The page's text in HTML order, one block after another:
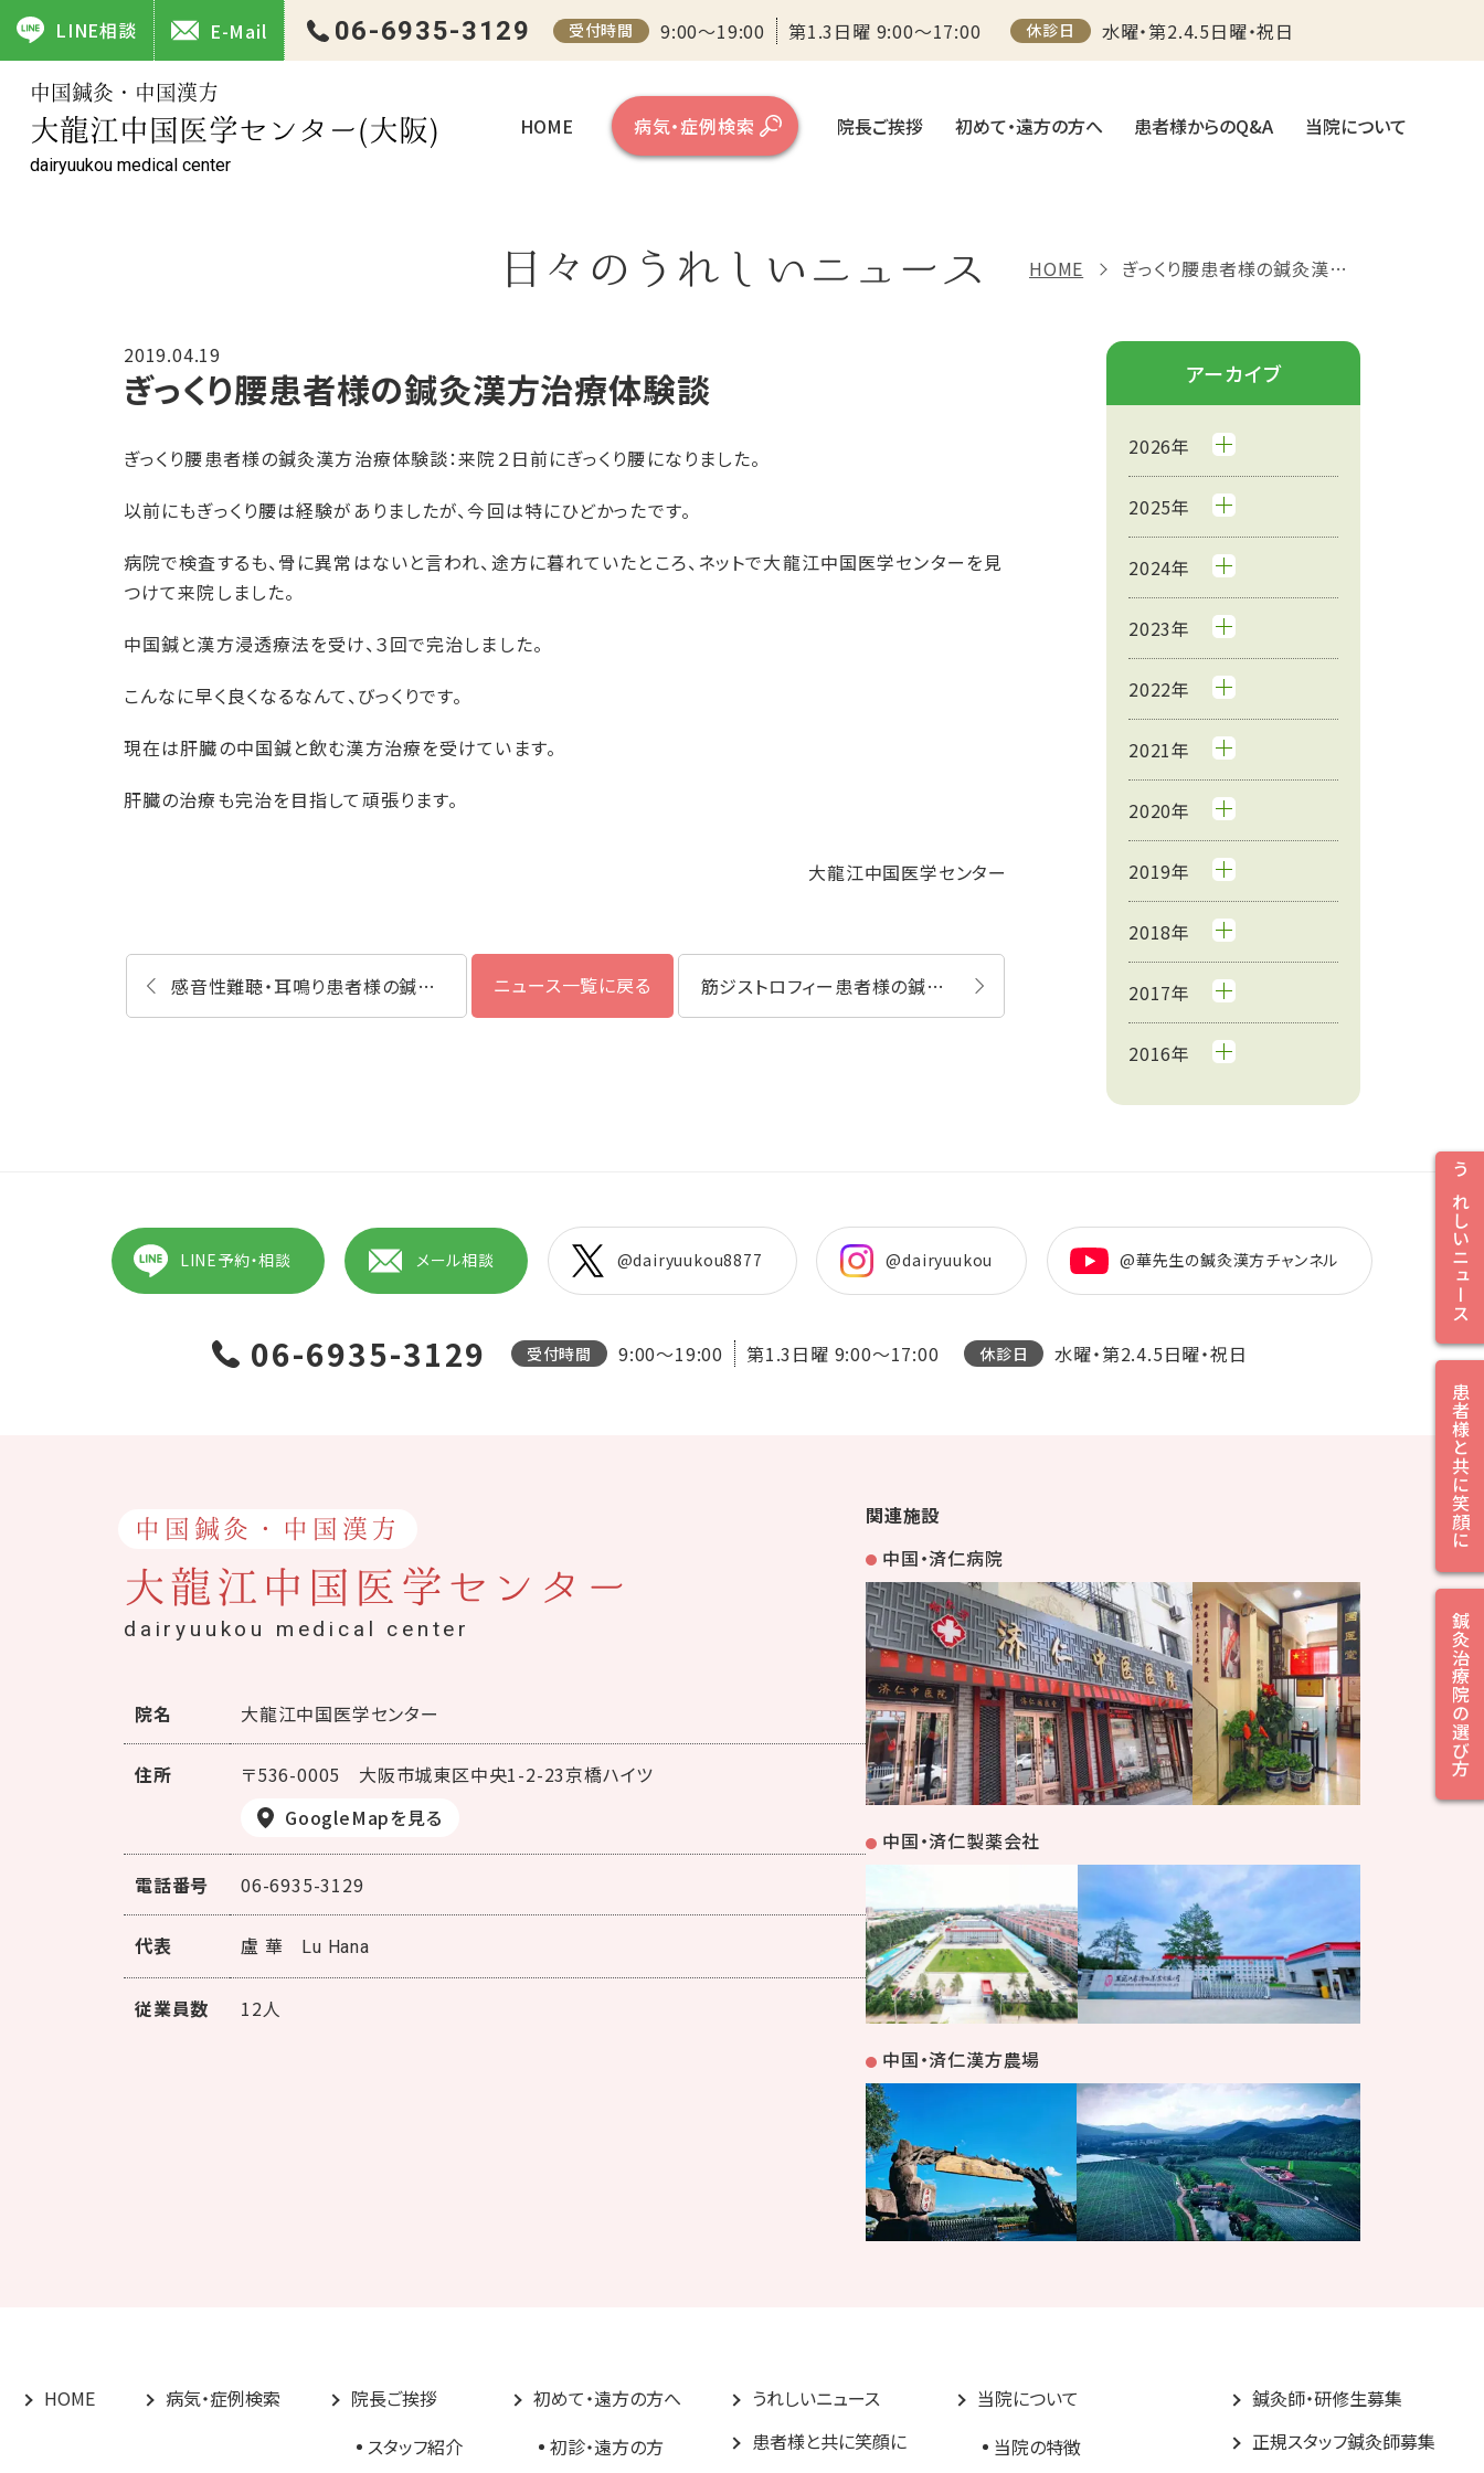
ぎっくり腰患者様の鍼灸漢方治療体験談 ｜大龍江中国医学センター（大阪）
LINE相談 E-Mail 06-6935-3129 受付時間 9:00～19:00 第1.3日曜 9:00～17:00 休診日 水曜・第2.4.5日曜・祝日
中国鍼灸・中国漢方
大龍江中国医学センター(大阪)
dairyuukou medical center
HOME 病気・症例検索 院長ご挨拶 初めて・遠方の方へ 患者様からのQ&A 当院について
うれしいニュース
患者様と共に笑顔に
鍼灸治療院の選び方
HOME ぎっくり腰患者様の鍼灸漢方治療体験談
日々のうれしいニュース
2019.04.19
ぎっくり腰患者様の鍼灸漢方治療体験談
ぎっくり腰患者様の鍼灸漢方治療体験談：来院２日前にぎっくり腰になりました。
以前にもぎっくり腰は経験がありましたが、今回は特にひどかったです。
病院で検査するも、骨に異常はないと言われ、途方に暮れていたところ、ネットで大龍江中国医学センターを見
つけて来院しました。
中国鍼と漢方浸透療法を受け、３回で完治しました。
こんなに早く良くなるなんて、びっくりです。
現在は肝臓の中国鍼と飲む漢方治療を受けています。
肝臓の治療も完治を目指して頑張ります。
大龍江中国医学センター
ニュース一覧に戻る
感音性難聴・耳鳴り患者様の鍼灸漢方治療体験談 筋ジストロフィー患者様の鍼灸漢方治療体験談
アーカイブ
2026年
2025年
2024年
2023年
2022年
2021年
2020年
2019年
2018年
2017年
2016年
LINE予約・相談 メール相談 @dairyuukou8877 @dairyuukou @華先生の鍼灸漢方チャンネル
06-6935-3129 受付時間 9:00～19:00 第1.3日曜 9:00～17:00 休診日 水曜・第2.4.5日曜・祝日
中国鍼灸・中国漢方
大龍江中国医学センター
dairyuukou medical center
院名 大龍江中国医学センター
住所 〒536-0005 大阪市城東区中央1-2-23京橋ハイツ
GoogleMapを見る
電話番号 06-6935-3129
代表 盧 華 Lu Hana
従業員数 12人
関連施設
中国・済仁病院
中国・済仁製薬会社
中国・済仁漢方農場
HOME 病気・症例検索
院長ご挨拶
スタッフ紹介
初めて・遠方の方へ
初診・遠方の方
うれしいニュース
患者様と共に笑顔に
当院について
当院の特徴
鍼灸師・研修生募集
正規スタッフ鍼灸師募集